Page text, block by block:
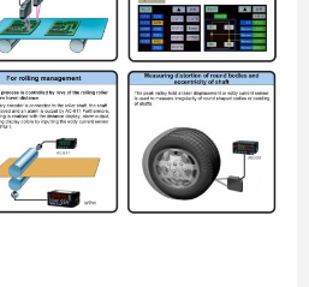
AME Engineering: Đại lý phân phối
sản phẩm Microstep Driver và Step
Motor